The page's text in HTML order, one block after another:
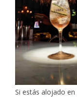
Si estás alojado